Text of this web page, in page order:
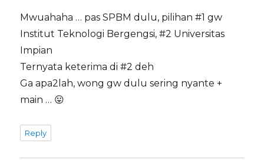
Mwuahaha … pas SPBM dulu, pilihan #1 gw
Institut Teknologi Bergengsi, #2 Universitas
Impian
Ternyata keterima di #2 deh
Ga apa2lah, wong gw dulu sering nyante +
main … 😛
Reply